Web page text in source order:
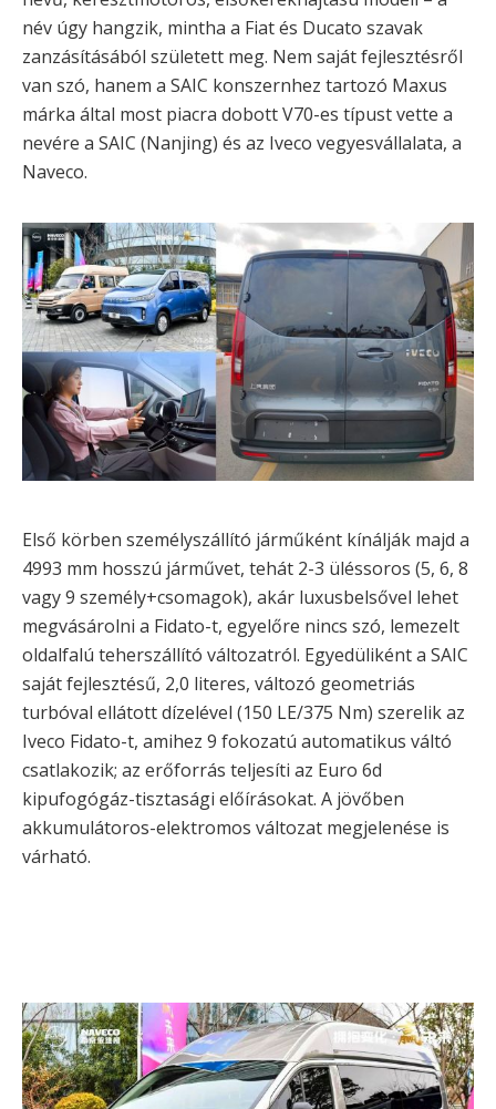
név úgy hangzik, mintha a Fiat és Ducato szavak
zanzásításából született meg. Nem saját fejlesztésről
van szó, hanem a SAIC konszernhez tartozó Maxus
márka által most piacra dobott V70-es típust vette a
nevére a SAIC (Nanjing) és az Iveco vegyesvállalata, a
Naveco.
Első körben személyszállító járműként kínálják majd a
4993 mm hosszú járművet, tehát 2-3 üléssoros (5, 6, 8
vagy 9 személy+csomagok), akár luxusbelsővel lehet
megvásárolni a Fidato-t, egyelőre nincs szó, lemezelt
oldalfalú teherszállító változatról. Egyedüliként a SAIC
saját fejlesztésű, 2,0 literes, változó geometriás
turbóval ellátott dízelével (150 LE/375 Nm) szerelik az
Iveco Fidato-t, amihez 9 fokozatú automatikus váltó
csatlakozik; az erőforrás teljesíti az Euro 6d
kipufogógáz-tisztasági előírásokat. A jövőben
akkumulátoros-elektromos változat megjelenése is
várható.